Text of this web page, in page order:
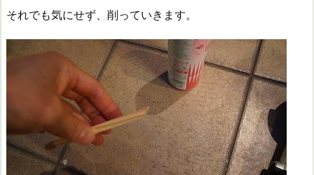
それでも気にせず、削っていきます。